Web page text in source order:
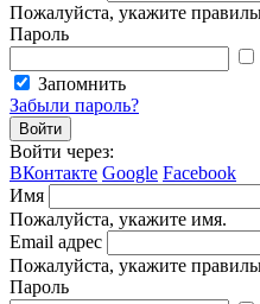
Пожалуйста, укажите
Пароль
Запомнить
Забыли пароль?
Войти
Войти через:
ВКонтакте Google Facebook
Имя
Пожалуйста, укажите имя.
Email адрес
Пожалуйста, укажите
Пароль